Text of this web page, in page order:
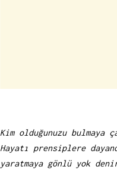
Kim olduğunuzu
Hayatı prensiplere
yaratmaya gönlü yok